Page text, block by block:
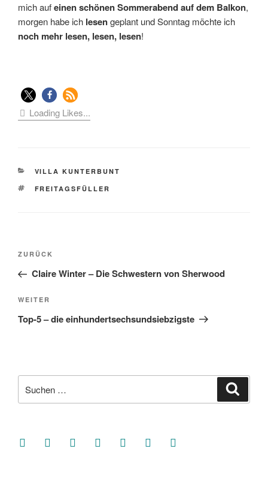
mich aufeinen schönen Sommerabend auf dem Balkon,
morgen habe ich lesengeplant und Sonntag möchte ich
noch mehr lesen, lesen, lesen!
Loading Likes...
KATEGORIEN
VILLA KUNTERBUNT
SCHLAGWÖRTER
FREITAGSFÜLLER
Beitragsnavigation
Vorheriger
Beitrag
ZURÜCK
Claire Winter – Die Schwestern von Sherwood
Nächster
Beitrag
WEITER
Top-5 – die einhundertsechsundsiebzigste
nach:
facebooksoundcloud
twitter mastodoninstagramthreads goodreads